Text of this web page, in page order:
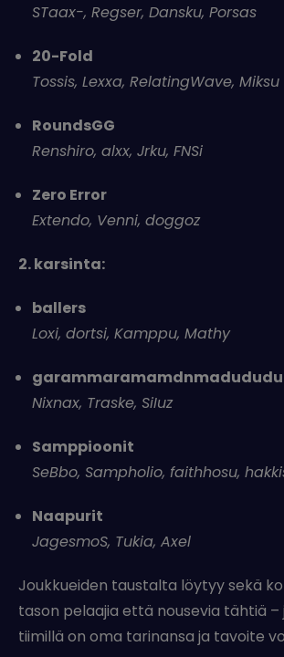
STaax-, Regser, Dansku, Porsas
20-Fold
Tossis, Lexxa, RelatingWave, Miksu
RoundsGG
Renshiro, alxx, Jrku, FNSi
Zero Error
Extendo, Venni, doggoz
2. karsinta:
ballers
Loxi, dortsi, Kamppu, Mathy
Nixnax, Traske, SiIuz
Samppioonit
SeBbo, Sampholio, faithhosu,
Naapurit
JagesmoS, Tukia, Axel
Joukkueiden taustalta löytyy sekä
tason pelaajia että nousevia tähtiä –
tiimillä on oma tarinansa ja tavoite